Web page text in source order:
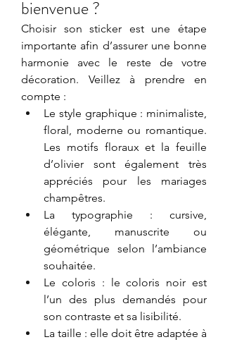
bienvenue ?
Choisir son sticker est une étape
importante afin d’assurer une bonne
harmonie avec le reste de votre
décoration. Veillez à prendre en
compte :
Le style graphique : minimaliste,
floral, moderne ou romantique.
Les motifs floraux et la feuille
d’olivier sont également très
appréciés pour les mariages
champêtres.
La typographie : cursive,
élégante, manuscrite ou
géométrique selon l’ambiance
souhaitée.
Le coloris : le coloris noir est
l’un des plus demandés pour
son contraste et sa lisibilité.
La taille : elle doit être adaptée à